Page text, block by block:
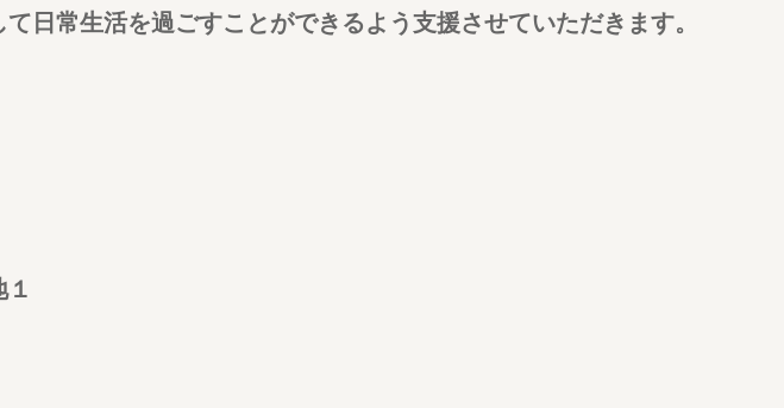
常生活を過ごすことができるよう支援させていただきます。